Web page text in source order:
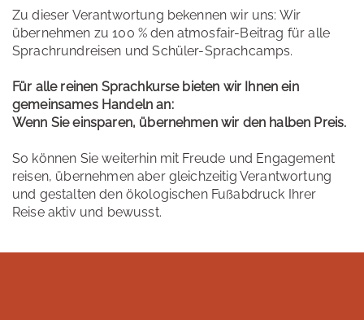
Zu dieser Verantwortung bekennen wir uns: Wir
übernehmen zu 100 % den atmosfair-Beitrag für alle
Sprachrundreisen und Schüler-Sprachcamps.
Für alle reinen Sprachkurse bieten wir Ihnen ein
gemeinsames Handeln an:
Wenn Sie einsparen, übernehmen wir den halben Preis.
So können Sie weiterhin mit Freude und Engagement
reisen, übernehmen aber gleichzeitig Verantwortung
und gestalten den ökologischen Fußabdruck Ihrer
Reise aktiv und bewusst.